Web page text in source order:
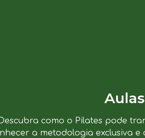
Aulas
Descubra como o Pilates pode
a metodologia exclusiva e